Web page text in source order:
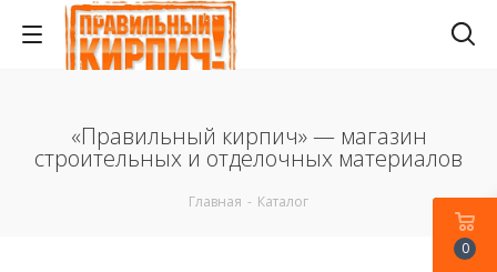
«Правильный кирпич» — магазин
строительных и отделочных материалов
Главная - Каталог
0